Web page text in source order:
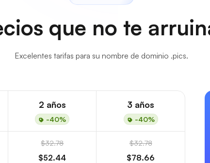
que no te
Excelentes tarifas para su nombre de dominio .pics.
2 años
-40%
3 años
-40%
$32.78
$52.44
$32.78
$78.66